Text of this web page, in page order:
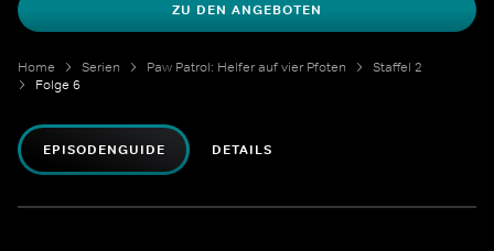
ZU DEN ANGEBOTEN
Home Serien Paw Patrol: Helfer auf vier Pfoten
Staffel 2
Folge 6
EPISODENGUIDE DETAILS